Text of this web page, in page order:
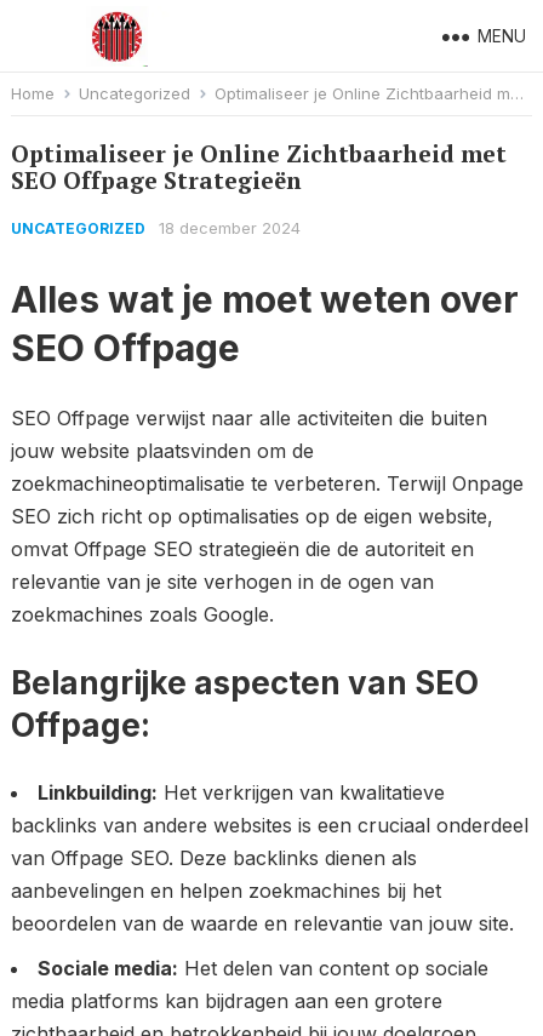
MENU
Home Uncategorized Optimaliseer je Online Zichtbaarheid met SEO Offpage Strategieën
Optimaliseer je Online Zichtbaarheid met
SEO Offpage Strategieën
UNCATEGORIZED 18 december 2024
Alles wat je moet weten over
SEO Offpage
SEO Offpage verwijst naar alle activiteiten die buiten
jouw website plaatsvinden om de
zoekmachineoptimalisatie te verbeteren. Terwijl Onpage
SEO zich richt op optimalisaties op de eigen website,
omvat Offpage SEO strategieën die de autoriteit en
relevantie van je site verhogen in de ogen van
zoekmachines zoals Google.
Belangrijke aspecten van SEO
Offpage:
Linkbuilding: Het verkrijgen van kwalitatieve
backlinks van andere websites is een cruciaal onderdeel
van Offpage SEO. Deze backlinks dienen als
aanbevelingen en helpen zoekmachines bij het
beoordelen van de waarde en relevantie van jouw site.
Sociale media: Het delen van content op sociale
media platforms kan bijdragen aan een grotere